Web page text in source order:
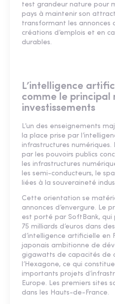
test grandeur nature pour
pays à maintenir son
transformant les annonces
créations d’emplois et en
durables.
L’intelligence
comme le principal
investissements
L’un des enseignements
la place prise par
infrastructures numériques.
par les pouvoirs publics
les infrastructures
les semi-conducteurs, le
liées à la souveraineté
Cette orientation se
annonces d’envergure. Le
est porté par SoftBank, qui
75 milliards d’euros dans
d’intelligence artificielle en
japonais ambitionne de
gigawatts de capacités de
l’Hexagone, ce qui
importants projets
Europe. Les premiers sites
dans les Hauts-de-France.